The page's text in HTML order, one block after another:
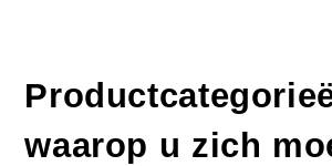
waarop u zich